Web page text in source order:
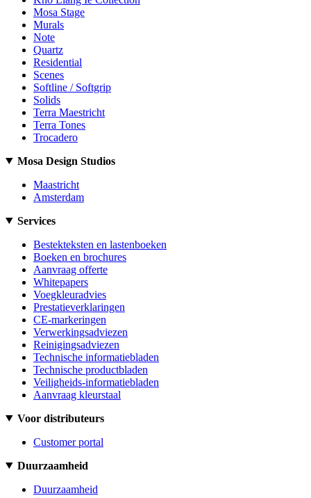
Mosa Stage
Murals
Note
Quartz
Residential
Scenes
Softline / Softgrip
Solids
Terra Maestricht
Terra Tones
Trocadero
Mosa Design Studios
Maastricht
Amsterdam
Services
Bestekteksten en lastenboeken
Boeken en brochures
Aanvraag offerte
Whitepapers
Voegkleuradvies
Prestatieverklaringen
CE-markeringen
Verwerkingsadviezen
Reinigingsadviezen
Technische informatiebladen
Technische productbladen
Veiligheids-informatiebladen
Aanvraag kleurstaal
Voor distributeurs
Customer portal
Duurzaamheid
Duurzaamheid